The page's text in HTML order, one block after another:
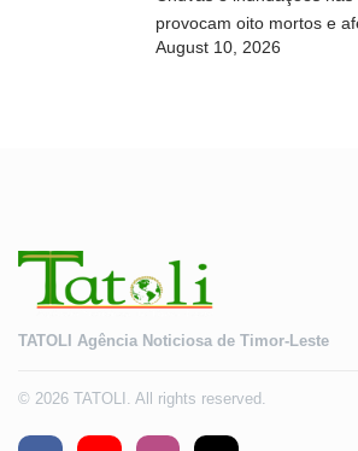
provocam oito mortos e
mil pessoas
August 10, 2026
TATOLI Agência Noticiosa de Timor-Leste
© 2026 TATOLI. All rights reserved.